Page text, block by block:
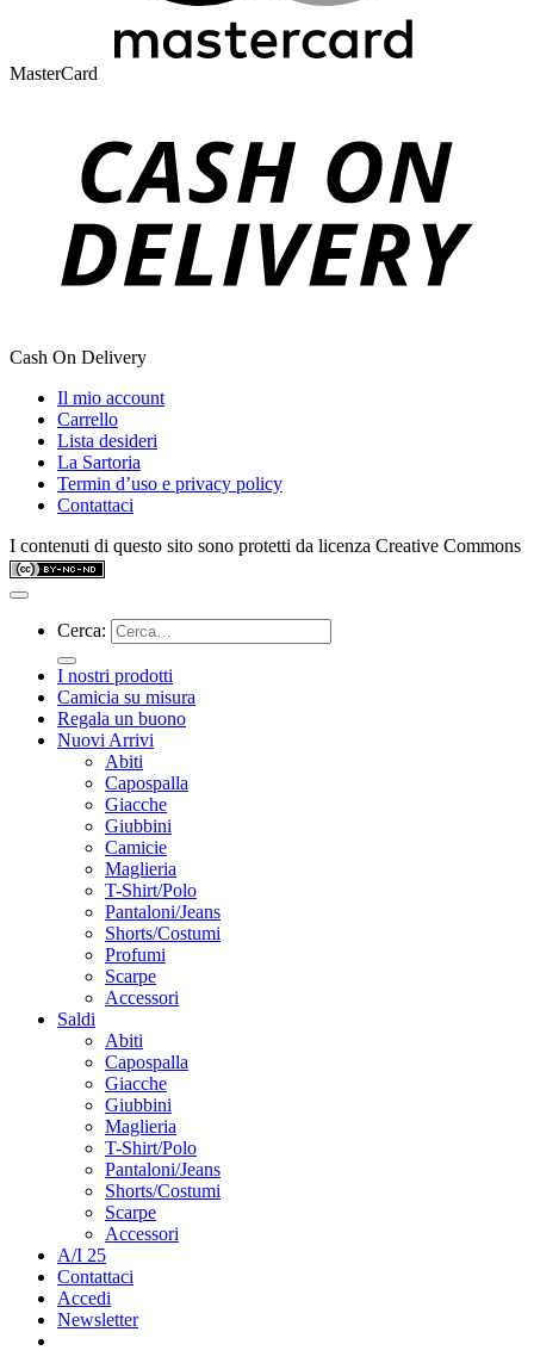
MasterCard
Cash On Delivery
Il mio account
Carrello
Lista desideri
La Sartoria
Termin d’uso e privacy policy
Contattaci
I contenuti di questo sito sono protetti da licenza Creative Commons
Cerca:
I nostri prodotti
Camicia su misura
Regala un buono
Nuovi Arrivi
Abiti
Capospalla
Giacche
Giubbini
Camicie
Maglieria
T-Shirt/Polo
Pantaloni/Jeans
Shorts/Costumi
Profumi
Scarpe
Accessori
Saldi
Abiti
Capospalla
Giacche
Giubbini
Maglieria
T-Shirt/Polo
Pantaloni/Jeans
Shorts/Costumi
Scarpe
Accessori
A/I 25
Contattaci
Accedi
Newsletter